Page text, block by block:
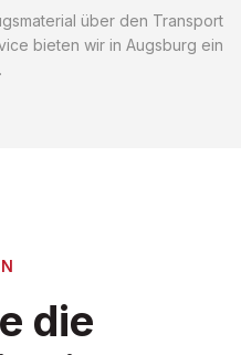
über den Transport
bieten wir in Augsburg ein
die